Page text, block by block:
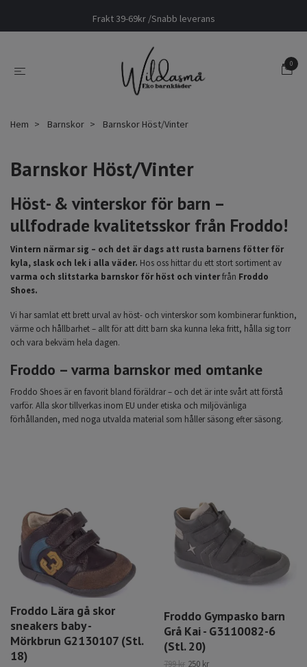
Frakt 39-69kr /Snabb leverans
0
Hem Barnskor Barnskor Höst/Vinter
Barnskor Höst/Vinter
Höst- & vinterskor för barn –
ullfodrade kvalitetsskor från Froddo!
Vintern närmar sig – och det är dags att rusta barnens fötter för
kyla, slask och lek i alla väder. Hos oss hittar du ett stort sortiment av
varma och slitstarka barnskor för höst och vinterfrån Froddo
Shoes.
Vi har samlat ett brett urval av höst- och vinterskor som kombinerar funktion,
värme och hållbarhet – allt för att ditt barn ska kunna leka fritt, hålla sig torr
och vara bekväm hela dagen.
Froddo – varma barnskor med omtanke
Froddo Shoes är en favorit bland föräldrar – och det är inte svårt att förstå
varför. Alla skor tillverkas inom EU under etiska och miljövänliga
förhållanden, med noga utvalda material som håller säsong efter säsong.
Froddo Lära gå skor
sneakers baby -
Mörkbrun G2130107 (Stl.
18)
Froddo Gympasko barn
Grå Kai - G3110082-6
(Stl. 20)
799 kr 250 kr